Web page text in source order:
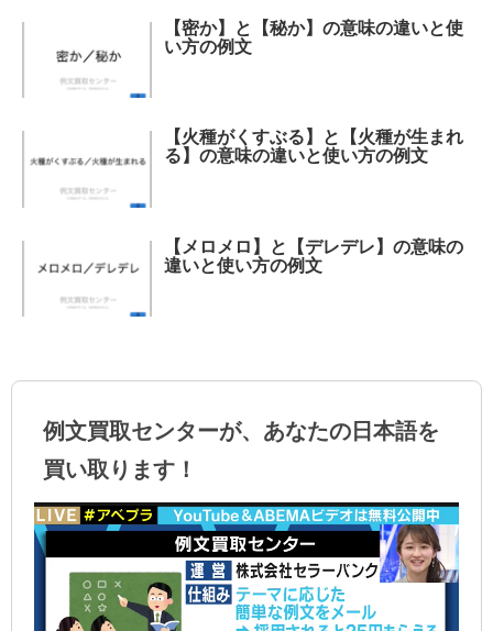
【密か】と【秘か】の意味の違いと使
い方の例文
【火種がくすぶる】と【火種が生まれ
る】の意味の違いと使い方の例文
【メロメロ】と【デレデレ】の意味の
違いと使い方の例文
例文買取センターが、あなたの日本語を
買い取ります！